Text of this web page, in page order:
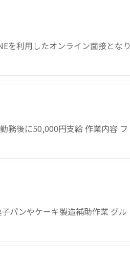
を利用したオンライン面接となり
務後に50,000円支給 作業内容 フ
パンやケーキ製造補助作業 グル